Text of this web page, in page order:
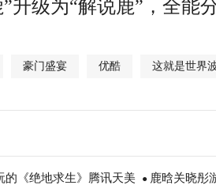
”升级为“解说鹿”，全能
豪门盛宴 优酷 这就是世界
的《绝地求生》腾讯天美 ● 鹿晗关晓彤